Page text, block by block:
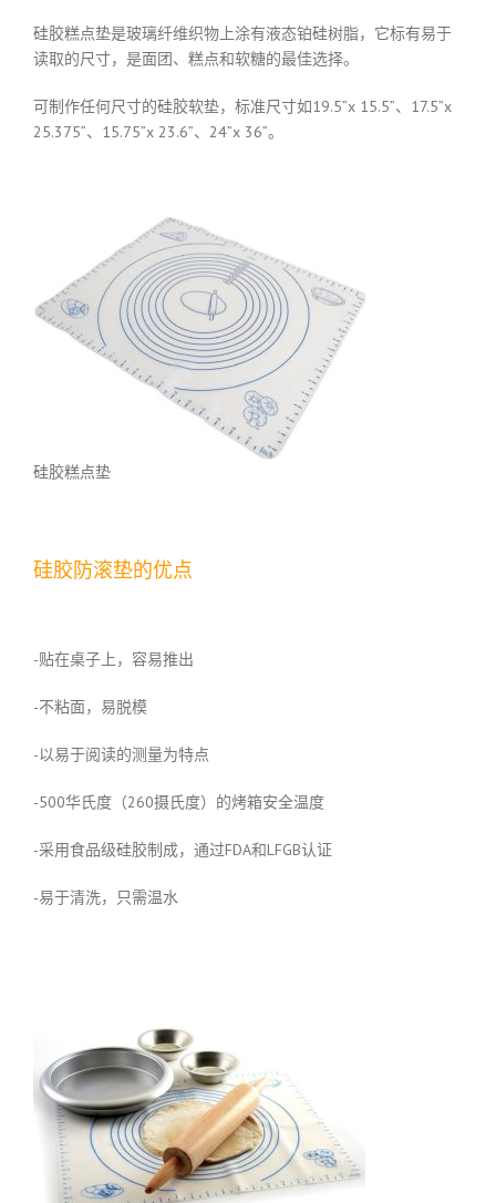
硅胶糕点垫是玻璃纤维织物上涂有液态铂硅树脂，它标有易于
读取的尺寸，是面团、糕点和软糖的最佳选择。
可制作任何尺寸的硅胶软垫，标准尺寸如19.5”x 15.5”、17.5”x
25.375”、15.75”x 23.6”、24”x 36”。
硅胶糕点垫
硅胶防滚垫的优点
-贴在桌子上，容易推出
-不粘面，易脱模
-以易于阅读的测量为特点
-500华氏度（260摄氏度）的烤箱安全温度
-采用食品级硅胶制成，通过FDA和LFGB认证
-易于清洗，只需温水